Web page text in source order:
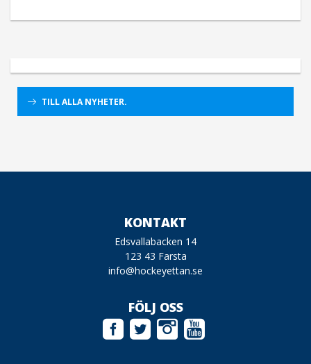
TILL ALLA NYHETER.
KONTAKT
Edsvallabacken 14
123 43 Farsta
info@hockeyettan.se
FÖLJ OSS